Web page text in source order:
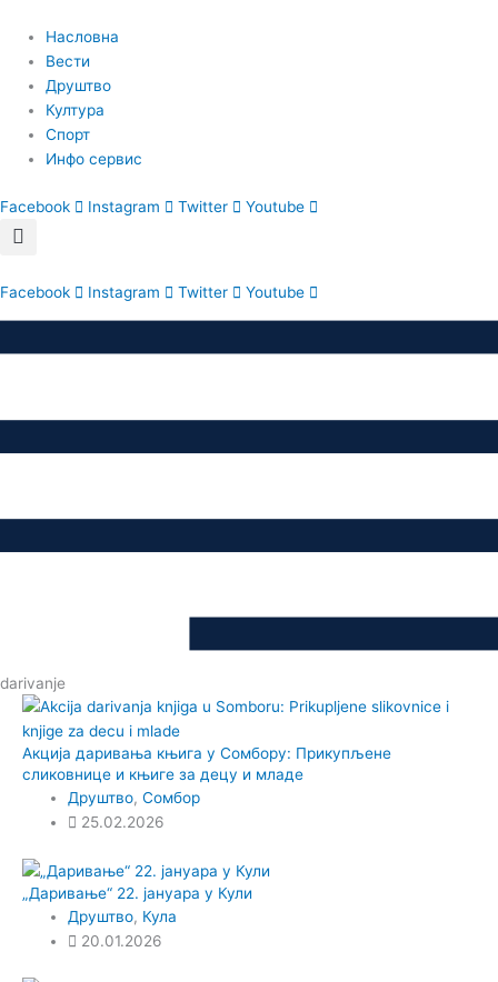
садржај
Насловна
Вести
Друштво
Култура
Спорт
Инфо сервис
Facebook Instagram Twitter Youtube
Facebook Instagram Twitter Youtube
darivanje
Акција даривања књига у Сомбору: Прикупљене
сликовнице и књиге за децу и младе
Друштво,Сомбор
25.02.2026
„Даривање“ 22. јануара у Кули
Друштво, Кула
20.01.2026